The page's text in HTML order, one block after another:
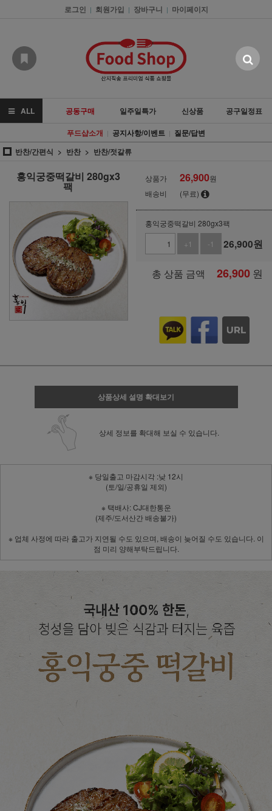
로그인 | 회원가입 | 장바구니 | 마이페이지
ALL 공동구매 일주일특가 신상품
공구일정표
푸드샵소개 | 공지사항/이벤트 | 질문/답변
반찬/간편식
반찬 반찬/젓갈류
홍익궁중떡갈비 280gx3
팩
상품가 26,900원
배송비
(무료)
홍익궁중떡갈비 280gx3팩
+1
-1 26,900원
총 상품 금액 26,900 원
상품상세 설명 확대보기
상세 정보를 확대해 보실 수 있습니다.
※ 당일출고 마감시각 :낮 12시
(토/일/공휴일 제외)
※ 택배사: CJ대한통운
(제주/도서산간 배송불가)
※ 업체 사정에 따라 출고가 지연될 수도 있으며, 배송이 늦어질 수도 있습니다. 이
점 미리 양해부탁드립니다.